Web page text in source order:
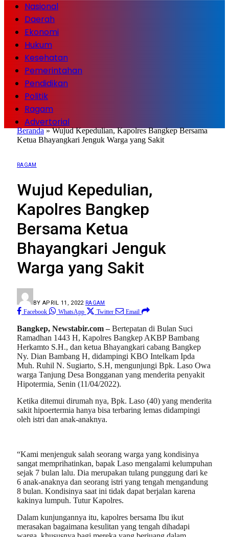
Nasional
Daerah
Ekonomi
Hukum
Kesehatan
Pemerintahan
Pendidikan
Politik
Ragam
Advertorial
Beranda»Wujud Kepedulian, Kapolres Bangkep Bersama
Ketua Bhayangkari Jenguk Warga yang Sakit
RAGAM
Wujud Kepedulian,
Kapolres Bangkep
Bersama Ketua
Bhayangkari Jenguk
Warga yang Sakit
BY APRIL 11, 2022 RAGAM
Facebook WhatsApp Twitter Email
Bangkep, Newstabir.com –Bertepatan di Bulan Suci
Ramadhan 1443 H, Kapolres Bangkep AKBP Bambang
Herkamto S.H., dan ketua Bhayangkari cabang Bangkep
Ny. Dian Bambang H, didampingi KBO Intelkam Ipda
Muh. Ruhil N. Sugiarto, S.H, mengunjungi Bpk. Laso Owa
warga Tanjung Desa Bongganan yang menderita penyakit
Hipotermia, Senin (11/04/2022).
Ketika ditemui dirumah nya, Bpk. Laso (40) yang menderita
sakit hipoertermia hanya bisa terbaring lemas didampingi
oleh istri dan anak-anaknya.
“Kami menjenguk salah seorang warga yang kondisinya
sangat memprihatinkan, bapak Laso mengalami kelumpuhan
sejak 7 bulan lalu. Dia merupakan tulang punggung dari ke
6 anak-anaknya dan seorang istri yang tengah mengandung
8 bulan. Kondisinya saat ini tidak dapat berjalan karena
kakinya lumpuh. Tutur Kapolres.
Dalam kunjungannya itu, kapolres bersama Ibu ikut
merasakan bagaimana kesulitan yang tengah dihadapi